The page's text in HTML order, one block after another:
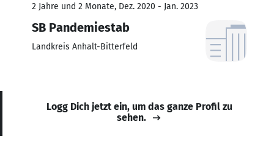
2 Jahre und 2 Monate, Dez. 2020 - Jan. 2023
SB Pandemiestab
Landkreis Anhalt-Bitterfeld
Logg Dich jetzt ein, um das ganze Profil zu
sehen.